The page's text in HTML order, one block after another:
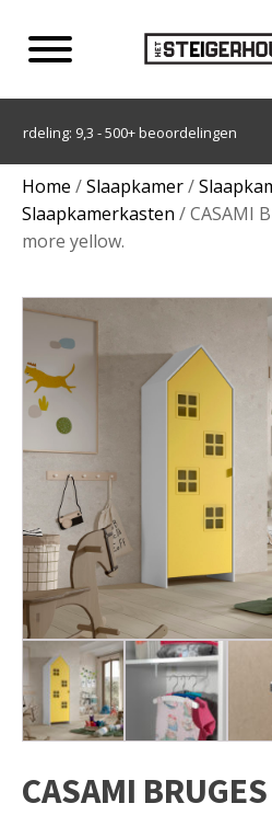
Home /Slaapkamer/
Slaapkamerkasten / CASAMI
more yellow.
CASAMI